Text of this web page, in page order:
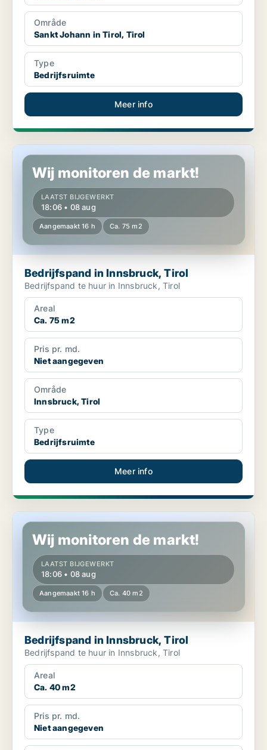
Område
Sankt Johann in Tirol, Tirol
Type
Bedrijfsruimte
Meer info
Bedrijfspand in Innsbruck, Tirol
Wij monitoren de markt!
LAATST BIJGEWERKT
18:06 • 08 aug
Aangemaakt 16 h Ca. 75 m2
Bedrijfspand in Innsbruck, Tirol
Bedrijfspand te huur in Innsbruck, Tirol
Areal
Ca. 75 m2
Pris pr. md.
Niet aangegeven
Område
Innsbruck, Tirol
Type
Bedrijfsruimte
Meer info
Bedrijfspand in Innsbruck, Tirol
Wij monitoren de markt!
LAATST BIJGEWERKT
18:06 • 08 aug
Aangemaakt 16 h Ca. 40 m2
Bedrijfspand in Innsbruck, Tirol
Bedrijfspand te huur in Innsbruck, Tirol
Areal
Ca. 40 m2
Pris pr. md.
Niet aangegeven